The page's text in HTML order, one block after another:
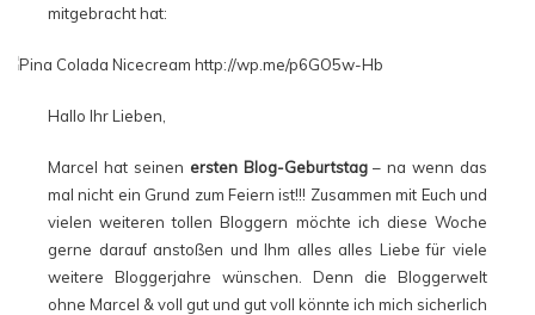
mitgebracht hat:
Hallo Ihr Lieben,
Marcel hat seinen ersten Blog-Geburtstag– na wenn das
mal nicht ein Grund zum Feiern ist!!! Zusammen mit Euch und
vielen weiteren tollen Bloggern möchte ich diese Woche
gerne darauf anstoßen und Ihm alles alles Liebe für viele
weitere Bloggerjahre wünschen. Denn die Bloggerwelt
ohne Marcel & voll gut und gut voll könnte ich mich sicherlich